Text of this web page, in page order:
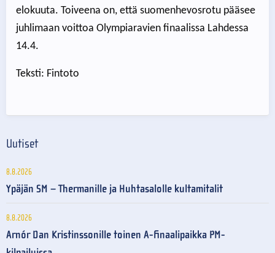
elokuuta. Toiveena on, että suomenhevosrotu pääsee
juhlimaan voittoa Olympiaravien finaalissa Lahdessa
14.4.
Teksti: Fintoto
Uutiset
8.8.2026
Ypäjän SM – Thermanille ja Huhtasalolle kultamitalit
8.8.2026
Arnór Dan Kristinssonille toinen A-finaalipaikka PM-